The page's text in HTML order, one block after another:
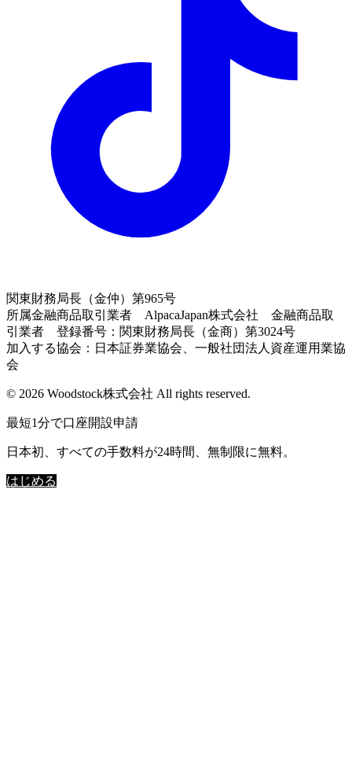
関東財務局長（金仲）第965号
所属金融商品取引業者 AlpacaJapan株式会社 金融商品取
引業者 登録番号：関東財務局長（金商）第3024号
加入する協会：日本証券業協会、一般社団法人資産運用業協
会
© 2026 Woodstock株式会社 All rights reserved.
最短1分で口座開設申請
日本初、すべての手数料が24時間、無制限に無料。
はじめる